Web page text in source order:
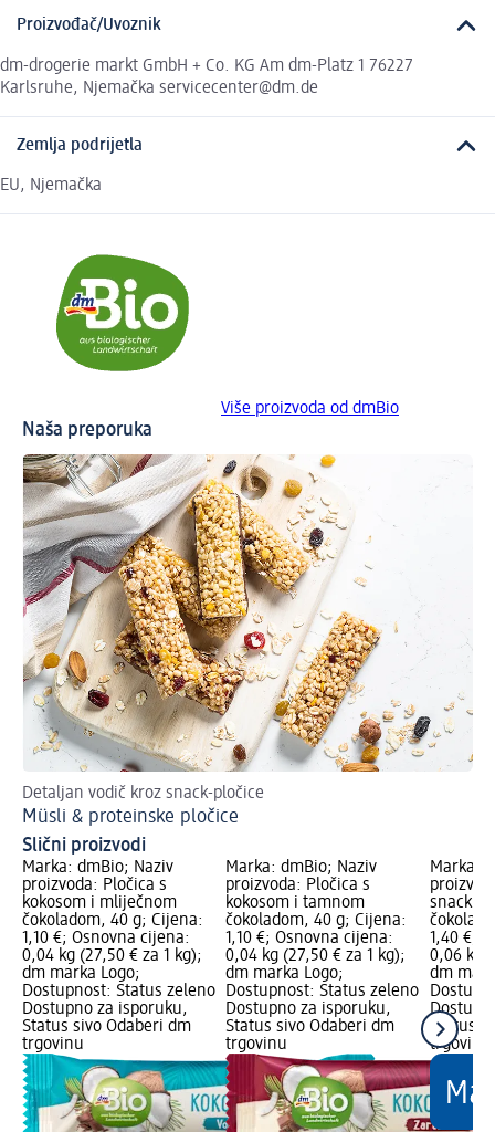
Proizvođač/Uvoznik
dm-drogerie markt GmbH + Co. KG Am dm-Platz 1 76227
Karlsruhe, Njemačka servicecenter@dm.de
Zemlja podrijetla
EU, Njemačka
Više proizvoda od dmBio
Naša preporuka
Detaljan vodič kroz snack-pločice
Müsli & proteinske pločice
Slični proizvodi
Marka: dmBio; Naziv
proizvoda: Pločica s
kokosom i mliječnom
čokoladom, 40 g; Cijena:
1,10 €; Osnovna cijena:
0,04 kg (27,50 € za 1 kg);
dm marka Logo;
Dostupnost: Status zeleno
Dostupno za isporuku,
Status sivo Odaberi dm
trgovinu
Marka: dmBio; Naziv
proizvoda: Pločica s
kokosom i tamnom
čokoladom, 40 g; Cijena:
1,10 €; Osnovna cijena:
0,04 kg (27,50 € za 1 kg);
dm marka Logo;
Dostupnost: Status zeleno
Dostupno za isporuku,
Status sivo Odaberi dm
trgovinu
Marka:
snack
1,40 €;
0,06 kg
dm
Status
trgovinu